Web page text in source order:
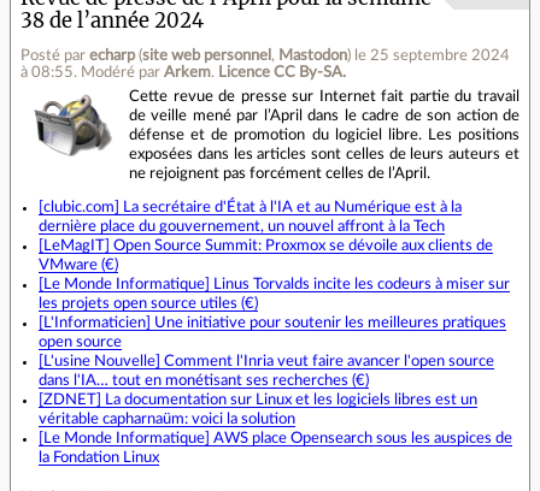
38 de l’année 2024
Posté par echarp(site web personnel , Mastodon) le 25 septembre 2024
à 08:55. Modéré par Arkem. Licence CC By‑SA.
Cette revue de presse sur Internet fait partie du travail
de veille mené par l’April dans le cadre de son action de
défense et de promotion du logiciel libre. Les positions
exposées dans les articles sont celles de leurs auteurs et
ne rejoignent pas forcément celles de l’April.
[clubic.com] La secrétaire d'État à l'IA et au Numérique est à la
dernière place du gouvernement, un nouvel affront à la Tech
[LeMagIT] Open Source Summit: Proxmox se dévoile aux clients de
VMware (€)
[Le Monde Informatique] Linus Torvalds incite les codeurs à miser sur
les projets open source utiles (€)
[L'Informaticien] Une initiative pour soutenir les meilleures pratiques
open source
[L'usine Nouvelle] Comment l'Inria veut faire avancer l'open source
dans l'IA… tout en monétisant ses recherches (€)
[ZDNET] La documentation sur Linux et les logiciels libres est un
véritable capharnaüm: voici la solution
[Le Monde Informatique] AWS place Opensearch sous les auspices de
la Fondation Linux